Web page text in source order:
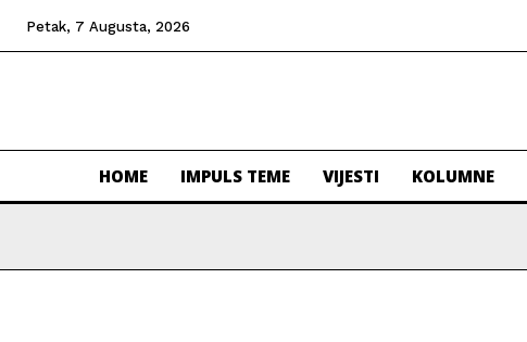
Petak, 7 Augusta, 2026
HOME IMPULS TEME VIJESTI KOLUMNE